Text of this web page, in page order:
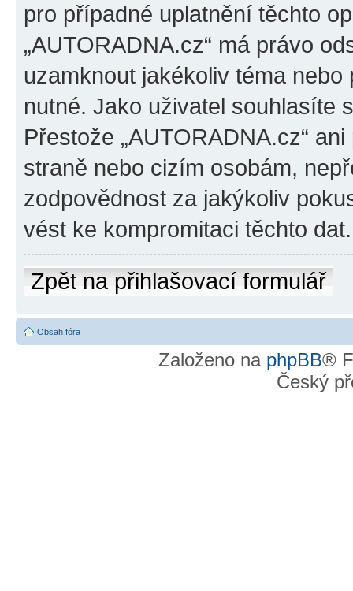
pro případné uplatnění těchto
„AUTORADNA.cz“ má právo
uzamknout jakékoliv téma
nutné. Jako uživatel souhlasíte
Přestože „AUTORADNA.cz“
straně nebo cizím osobám,
zodpovědnost za jakýkoliv
vést ke kompromitaci těchto dat.
Zpět na přihlašovací formulář
Obsah fóra
Založeno na phpBB®
Český